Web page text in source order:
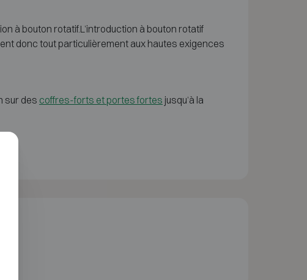
à bouton rotatif.L’introduction à bouton rotatif
donc tout particulièrement aux hautes exigences
sur des coffres-forts et portes fortes jusqu’à la